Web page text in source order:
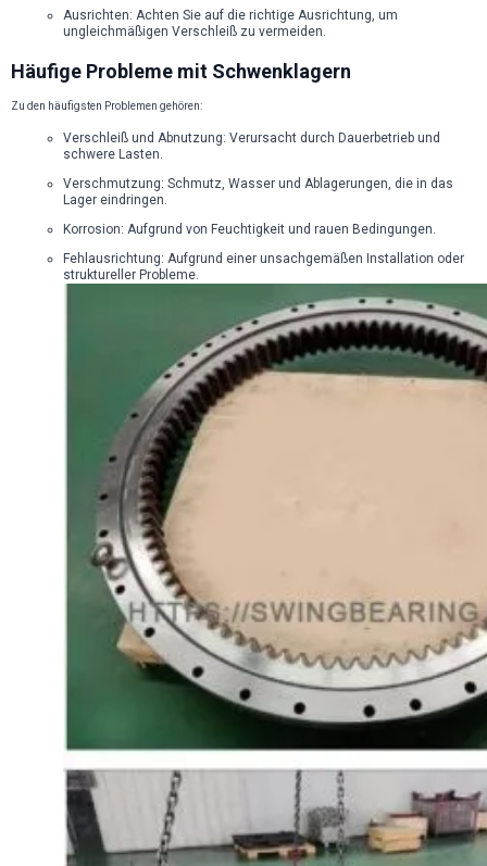
Ausrichten: Achten Sie auf die richtige Ausrichtung, um
ungleichmäßigen Verschleiß zu vermeiden.
Häufige Probleme mit Schwenklagern
Zu den häufigsten Problemen gehören:
Verschleiß und Abnutzung: Verursacht durch Dauerbetrieb und
schwere Lasten.
Verschmutzung: Schmutz, Wasser und Ablagerungen, die in das
Lager eindringen.
Korrosion: Aufgrund von Feuchtigkeit und rauen Bedingungen.
Fehlausrichtung: Aufgrund einer unsachgemäßen Installation oder
struktureller Probleme.